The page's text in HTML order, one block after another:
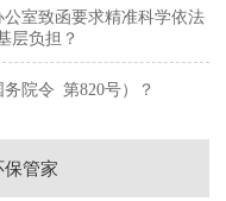
室致函要求精准科学依法
层负担？
院令 第820号）？
保管家